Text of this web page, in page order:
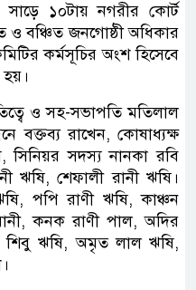
১০টায় নগরীর কোর্ট
ও বঞ্চিত জনগোষ্ঠী অধিকার
কর্মসূচির অংশ হিসেবে
ও সহ-সভাপতি মতিলাল
বক্তব্য রাখেন, কোষাধ্যক্ষ
সিনিয়র সদস্য নানকা রবি
ঋষি, শেফালী রানী ঋষি।
পপি রাণী ঋষি, কাঞ্চন
কনক রাণী পাল, অদির
শিবু ঋষি, অমৃত লাল ঋষি,